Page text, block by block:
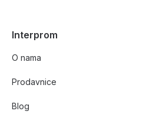
Interprom
O nama
Prodavnice
Blog